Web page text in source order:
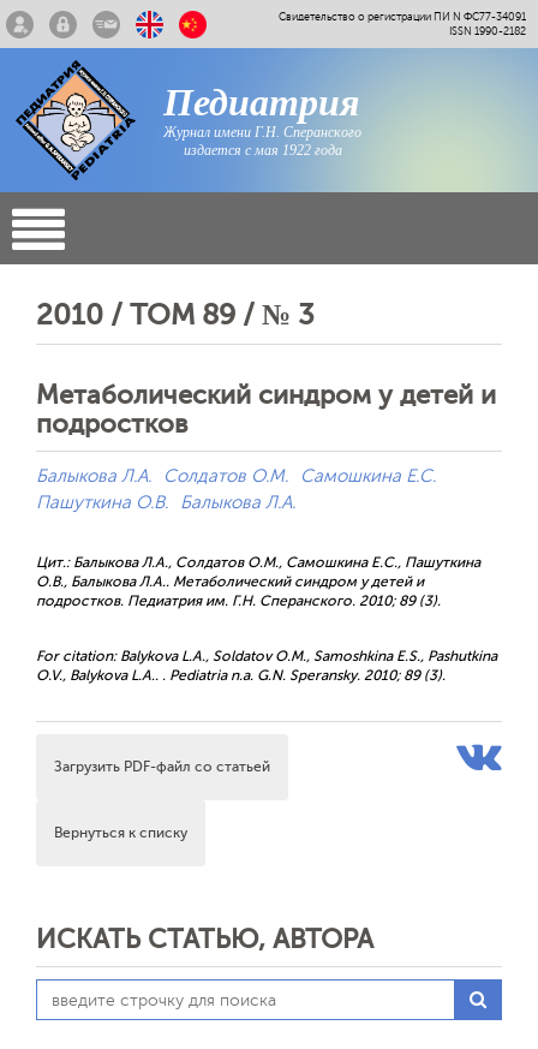
Свидетельство о регистрации ПИ N ФС77-34091
ISSN 1990-2182
Педиатрия
Журнал имени Г.Н. Сперанского
издается с мая 1922 года
2010 / ТОМ 89 / № 3
Метаболический синдром у детей и
подростков
Балыкова Л.А. Солдатов О.М.
Самошкина Е.С.
Пашуткина О.В.
Балыкова Л.А.
Цит.: Балыкова Л.А., Солдатов О.М., Самошкина Е.С., Пашуткина
О.В., Балыкова Л.А.. Метаболический синдром у детей и
подростков. Педиатрия им. Г.Н. Сперанского. 2010; 89 (3).
For citation: Balykova L.A., Soldatov O.M., Samoshkina E.S., Pashutkina
O.V., Balykova L.A.. . Pediatria n.a. G.N. Speransky. 2010; 89 (3).
Загрузить PDF-файл со статьей
Вернуться к списку
ИСКАТЬ СТАТЬЮ, АВТОРА